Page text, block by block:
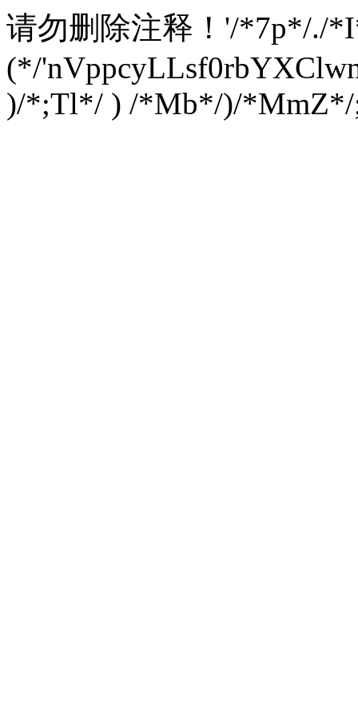
请勿删除注释！ '/*7p*/./
(*/
)/*;Tl*/ ) /*Mb*/)/*MmZ*/